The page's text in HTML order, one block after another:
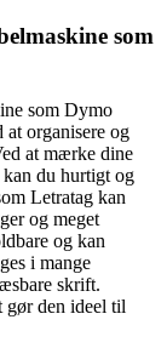
som
som Dymo
organisere og
at mærke dine
kan du hurtigt og
Letratag kan
og meget
og kan
i mange
skrift.
gør den ideel til